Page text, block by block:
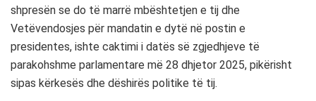
shpresën se do të marrë mbështetjen e tij dhe
Vetëvendosjes për mandatin e dytë në postin e
presidentes, ishte caktimi i datës së zgjedhjeve të
parakohshme parlamentare më 28 dhjetor 2025, pikërisht
sipas kërkesës dhe dëshirës politike të tij.